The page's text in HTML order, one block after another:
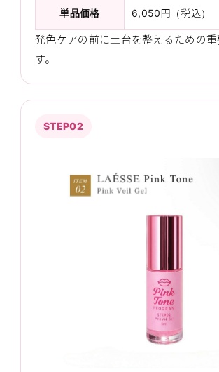
単品価格 6,050円（税込）
発色ケアの前に土台を整えるための
す。
STEP02